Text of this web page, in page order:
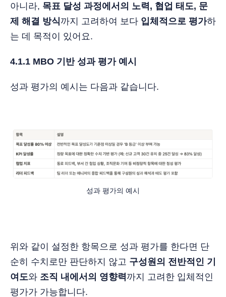
아니라, 목표 달성 과정에서의 노력, 협업 태도, 문
제 해결 방식까지 고려하여 보다 입체적으로 평가하
는 데 목적이 있어요.
4.1.1 MBO 기반 성과 평가 예시
성과 평가의 예시는 다음과 같습니다.
성과 평가의 예시
위와 같이 설정한 항목으로 성과 평가를 한다면 단
순히 수치로만 판단하지 않고 구성원의 전반적인 기
여도와 조직 내에서의 영향력 까지 고려한 입체적인
평가가 가능합니다.